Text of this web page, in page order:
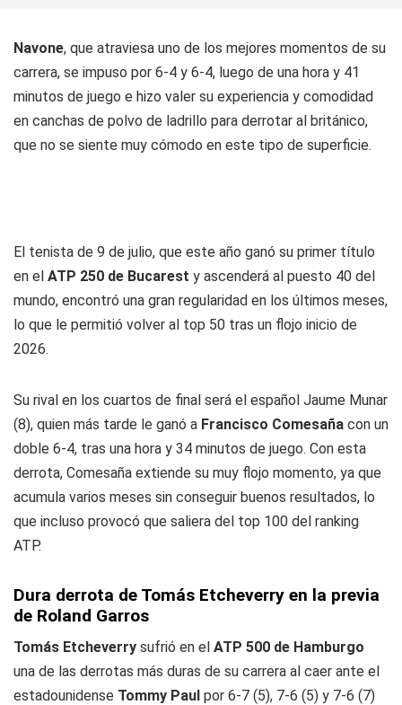
Navone, que atraviesa uno de los mejores momentos de su
carrera, se impuso por 6-4 y 6-4, luego de una hora y 41
minutos de juego e hizo valer su experiencia y comodidad
en canchas de polvo de ladrillo para derrotar al británico,
que no se siente muy cómodo en este tipo de superficie.
El tenista de 9 de julio, que este año ganó su primer título
en el ATP 250 de Bucarest y ascenderá al puesto 40 del
mundo, encontró una gran regularidad en los últimos meses,
lo que le permitió volver al top 50 tras un flojo inicio de
2026.
Su rival en los cuartos de final será el español Jaume Munar
(8), quien más tarde le ganó a Francisco Comesaña con un
doble 6-4, tras una hora y 34 minutos de juego. Con esta
derrota, Comesaña extiende su muy flojo momento, ya que
acumula varios meses sin conseguir buenos resultados, lo
que incluso provocó que saliera del top 100 del ranking
ATP.
Dura derrota de Tomás Etcheverry en la previa
de Roland Garros
Tomás Etcheverry sufrió en el ATP 500 de Hamburgo
una de las derrotas más duras de su carrera al caer ante el
estadounidense Tommy Paul por 6-7 (5), 7-6 (5) y 7-6 (7)